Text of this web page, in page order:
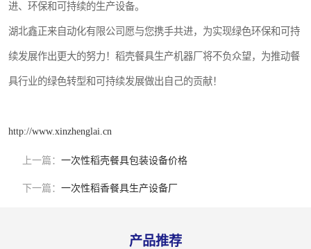
进、环保和可持续的生产设备。
湖北鑫正来自动化有限公司愿与您携手共进，为实现绿色环保和可持
续发展作出更大的努力！稻壳餐具生产机器厂将不负众望，为推动餐
具行业的绿色转型和可持续发展做出自己的贡献！
http://www.xinzhenglai.cn
上一篇： 一次性稻壳餐具包装设备价格
下一篇： 一次性稻香餐具生产设备厂
产品推荐